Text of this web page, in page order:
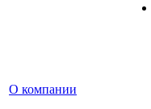
О компании